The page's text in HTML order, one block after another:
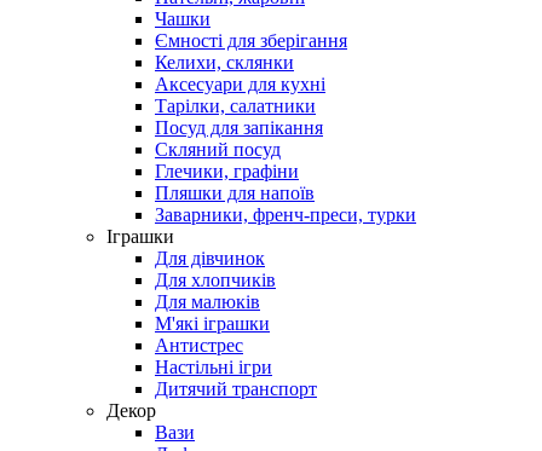
Чашки
Ємності для зберігання
Келихи, склянки
Аксесуари для кухні
Тарілки, салатники
Посуд для запікання
Скляний посуд
Глечики, графіни
Пляшки для напоїв
Заварники, френч-преси, турки
Іграшки
Для дівчинок
Для хлопчиків
Для малюків
М'які іграшки
Антистрес
Настільні ігри
Дитячий транспорт
Декор
Вази